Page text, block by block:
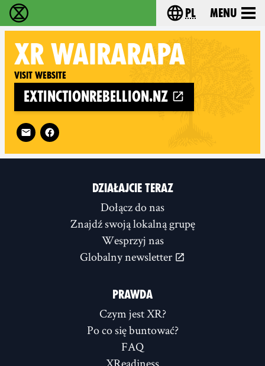
Extinction Rebellion - Home Choose your
pl Menu
XR WAIRARAPA
Visit website
extinctionrebellion.nz
Follow XR Wairarapa on
DZIAŁAJCIE TERAZ
Dołącz do nas
Znajdź swoją lokalną grupę
Wesprzyj nas
Globalny newsletter
PRAWDA
Czym jest XR?
Po co się buntować?
FAQ